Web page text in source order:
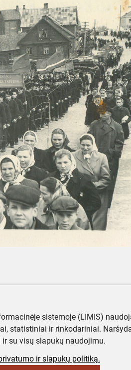
sistemoje (LIMIS)
statistiniai ir rinkodariniai.
su visų slapukų naudojimu.
ir slapukų politiką.